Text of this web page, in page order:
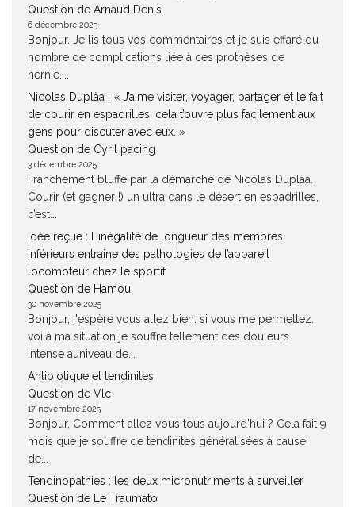
Question de Arnaud Denis
6 décembre 2025
Bonjour. Je lis tous vos commentaires et je suis effaré du
nombre de complications liée à ces prothèses de
hernie....
Nicolas Duplàa : « J’aime visiter, voyager, partager et le fait
de courir en espadrilles, cela t’ouvre plus facilement aux
gens pour discuter avec eux. »
Question de Cyril pacing
3 décembre 2025
Franchement bluffé par la démarche de Nicolas Duplàa.
Courir (et gagner !) un ultra dans le désert en espadrilles,
c’est...
Idée reçue : L’inégalité de longueur des membres
inférieurs entraine des pathologies de l’appareil
locomoteur chez le sportif
Question de Hamou
30 novembre 2025
Bonjour, j'espère vous allez bien. si vous me permettez.
voilà ma situation je souffre tellement des douleurs
intense auniveau de...
Antibiotique et tendinites
Question de Vlc
17 novembre 2025
Bonjour, Comment allez vous tous aujourd'hui ? Cela fait 9
mois que je souffre de tendinites généralisées à cause
de...
Tendinopathies : les deux micronutriments à surveiller
Question de Le Traumato